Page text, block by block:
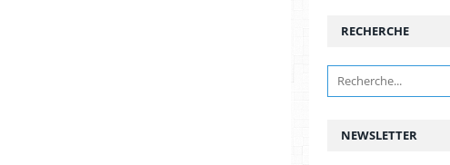
NEWSLETTER
RECHERCHE